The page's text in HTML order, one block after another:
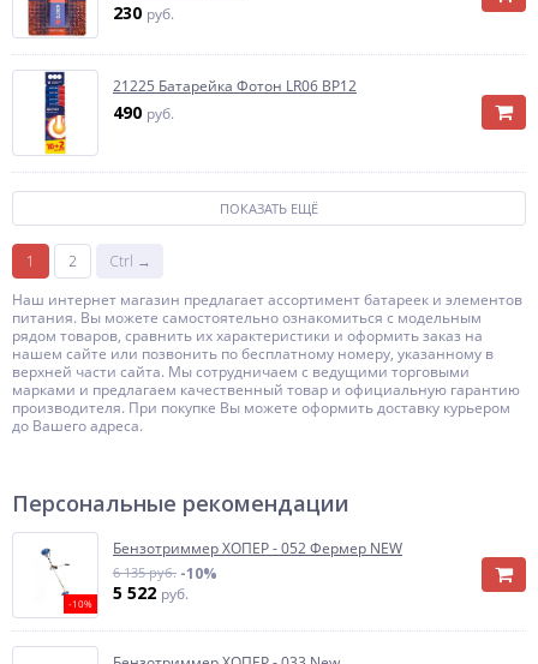
230 руб.
21225 Батарейка Фотон LR06 BP12
490 руб.
ПОКАЗАТЬ ЕЩЁ
1 2
Ctrl →
Наш интернет магазин предлагает ассортимент батареек и элементов
питания. Вы можете самостоятельно ознакомиться с модельным
рядом товаров, сравнить их характеристики и оформить заказ на
нашем сайте или позвонить по бесплатному номеру, указанному в
верхней части сайта. Мы сотрудничаем с ведущими торговыми
марками и предлагаем качественный товар и официальную гарантию
производителя. При покупке Вы можете оформить доставку курьером
до Вашего адреса.
Персональные рекомендации
-10%
Бензотриммер ХОПЕР - 052 Фермер NEW
6 135 руб. -10%
5 522 руб.